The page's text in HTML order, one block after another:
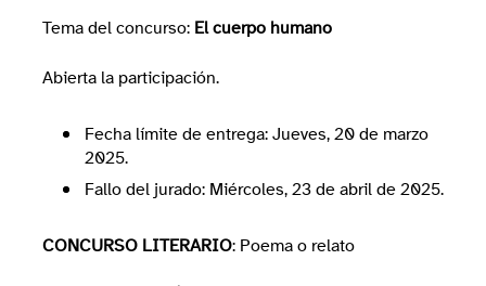
Tema del concurso: El cuerpo humano
Abierta la participación.
Fecha límite de entrega: Jueves, 20 de marzo
2025.
Fallo del jurado: Miércoles, 23 de abril de 2025.
CONCURSO LITERARIO: Poema o relato